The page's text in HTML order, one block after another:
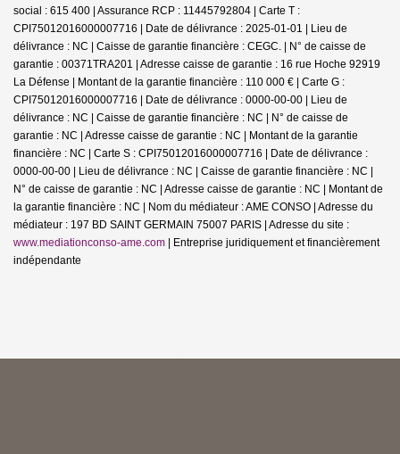
social : 615 400 | Assurance RCP : 11445792804 | Carte T :
CPI75012016000007716 | Date de délivrance : 2025-01-01 | Lieu de
délivrance : NC | Caisse de garantie financière : CEGC. | N° de caisse de
garantie : 00371TRA201 | Adresse caisse de garantie : 16 rue Hoche 92919
La Défense | Montant de la garantie financière : 110 000 € | Carte G :
CPI75012016000007716 | Date de délivrance : 0000-00-00 | Lieu de
délivrance : NC | Caisse de garantie financière : NC | N° de caisse de
garantie : NC | Adresse caisse de garantie : NC | Montant de la garantie
financière : NC | Carte S : CPI75012016000007716 | Date de délivrance :
0000-00-00 | Lieu de délivrance : NC | Caisse de garantie financière : NC |
N° de caisse de garantie : NC | Adresse caisse de garantie : NC | Montant de
la garantie financière : NC | Nom du médiateur : AME CONSO | Adresse du
médiateur : 197 BD SAINT GERMAIN 75007 PARIS | Adresse du site :
www.mediationconso-ame.com | Entreprise juridiquement et financièrement
indépendante